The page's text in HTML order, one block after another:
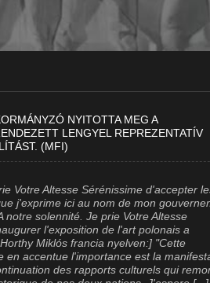
NYITOTTA MEG A
LENGYEL REPREZENTATÍV
(MFI)
Votre Altesse Sérénissime d'accepter
j'exprime ici au nom de mon
notre solennité. Je prie Votre Altesse
l'exposition de l'art polonais a
Miklós francia nyelven:] "Cette
en accentue l'importance est la
des rapports culturels qui